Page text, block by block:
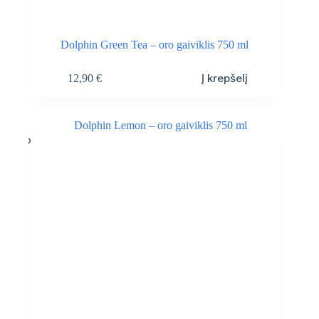
Dolphin Green Tea – oro gaiviklis 750 ml
12,90 € Į krepšelį